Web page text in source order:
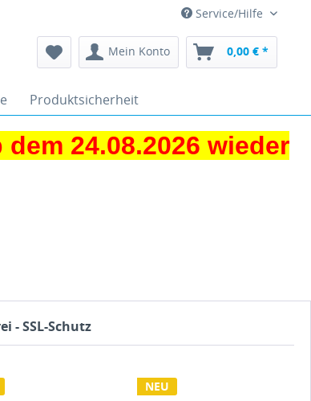
Service/Hilfe
Mein Konto 0,00 € *
Produktsicherheit
24.08.2026 wieder
- SSL-Schutz
NEU